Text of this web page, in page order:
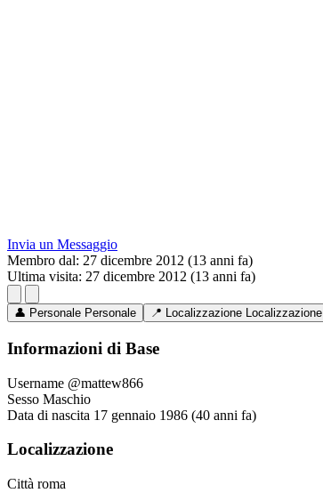
Invia un Messaggio
Membro dal: 27 dicembre 2012 (13 anni fa)
Ultima visita: 27 dicembre 2012 (13 anni fa)
👤 Personale Personale 📍 Localizzazione Localizzazione
Informazioni di Base
Username @mattew866
Sesso Maschio
Data di nascita 17 gennaio 1986 (40 anni fa)
Localizzazione
Città roma